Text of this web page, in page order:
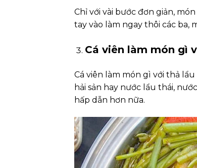
Chỉ với vài bước đơn giản,
tay vào làm ngay thôi các ba,
Cá viên làm món gì
Cá viên làm món gì với thả
hải sản hay nước lẩu thái,
hấp dẫn hơn nữa.